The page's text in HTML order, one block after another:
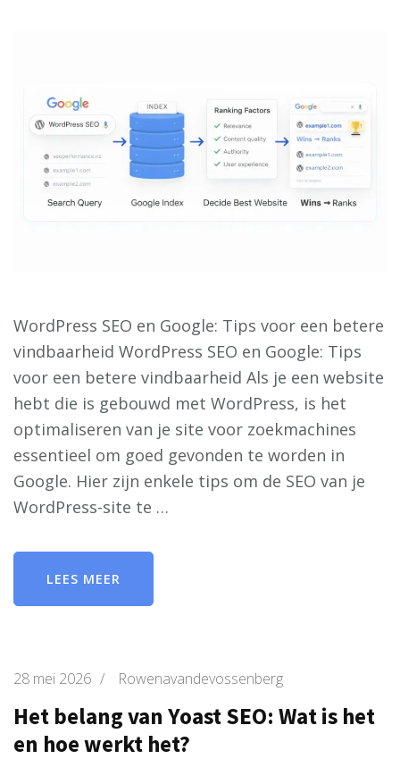
WordPress SEO en Google: Tips voor een betere
vindbaarheid WordPress SEO en Google: Tips
voor een betere vindbaarheid Als je een website
hebt die is gebouwd met WordPress, is het
optimaliseren van je site voor zoekmachines
essentieel om goed gevonden te worden in
Google. Hier zijn enkele tips om de SEO van je
WordPress-site te …
LEES MEER
28 mei 2026 / Rowenavandevossenberg
Het belang van Yoast SEO: Wat is het
en hoe werkt het?